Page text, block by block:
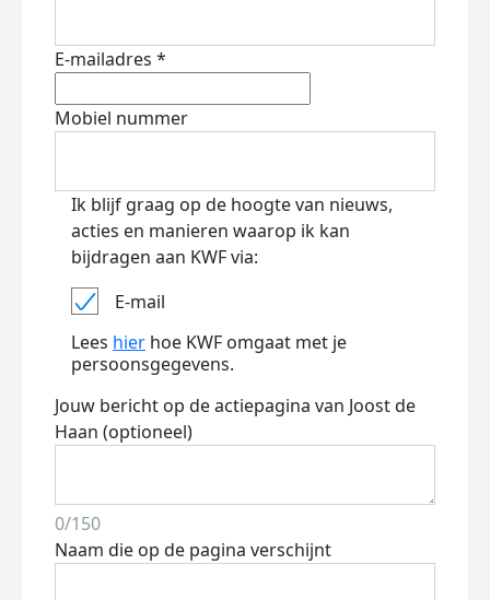
E-mailadres *
Mobiel nummer
Ik blijf graag op de hoogte van nieuws,
acties en manieren waarop ik kan
bijdragen aan KWF via:
E-mail
Lees hier hoe KWF omgaat met je
persoonsgegevens.
Jouw bericht op de actiepagina van Joost de
Haan (optioneel)
0/150
Naam die op de pagina verschijnt